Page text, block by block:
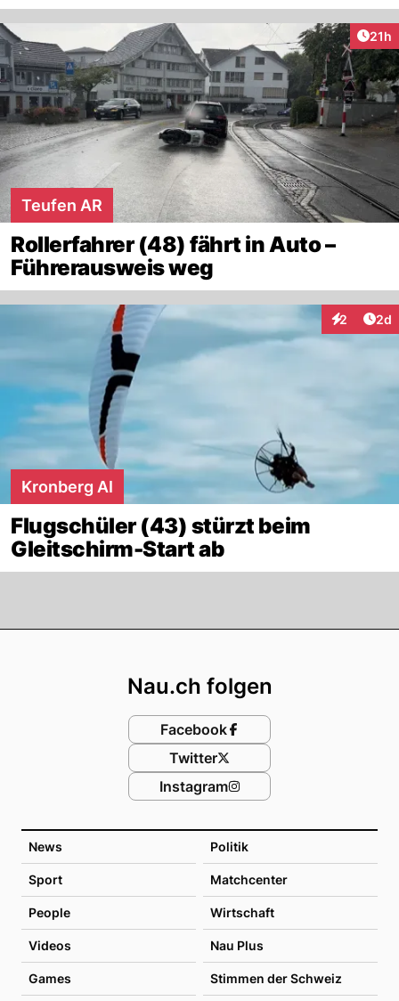
21h
Teufen AR
Rollerfahrer (48) fährt in Auto –
Führerausweis weg
2 2d
Kronberg AI
Flugschüler (43) stürzt beim
Gleitschirm-Start ab
News Politik
Sport Matchcenter
People Wirtschaft
Videos Nau Plus
Games Stimmen der Schweiz
Nau.ch folgen
Facebook
Twitter
Instagram